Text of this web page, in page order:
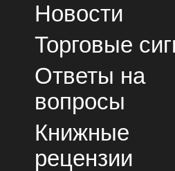
Новости
Торговые
Ответы на
вопросы
Книжные
рецензии